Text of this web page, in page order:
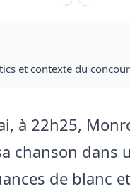
et contexte du
à 22h25,
chanson dans
de blanc